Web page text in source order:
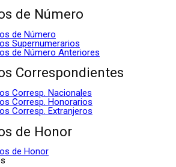
de Número
de Número
Supernumerarios
de Número Anteriores
Correspondientes
Corresp. Nacionales
Corresp. Honorarios
Corresp. Extranjeros
de Honor
de Honor